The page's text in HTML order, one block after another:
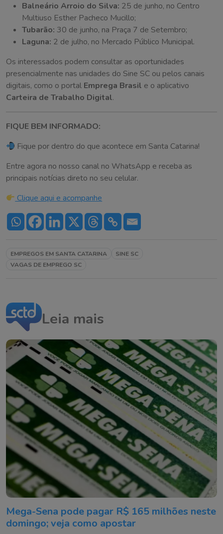
Balneário Arroio do Silva: 25 de junho, no Centro
Multiuso Esther Pacheco Mucillo;
Tubarão: 30 de junho, na Praça 7 de Setembro;
Laguna: 2 de julho, no Mercado Público Municipal.
Os interessados podem consultar as oportunidades
presencialmente nas unidades do Sine SC ou pelos canais
digitais, como o portal Emprega Brasil e o aplicativo
Carteira de Trabalho Digital.
FIQUE BEM INFORMADO:
Fique por dentro do que acontece em Santa Catarina!
Entre agora no nosso canal no WhatsApp e receba as
principais notícias direto no seu celular.
Clique aqui e acompanhe
EMPREGOS EM SANTA CATARINA
SINE SC
VAGAS DE EMPREGO SC
Leia mais
Mega-Sena pode pagar R$ 165 milhões neste
domingo; veja como apostar